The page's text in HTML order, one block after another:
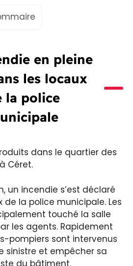
en pleine
les locaux
la police
dans le quartier des
Céret.
un incendie s’est déclaré
de la police municipale. Les
touché la salle
les agents. Rapidement
pompiers sont intervenus
sinistre et empêcher sa
du bâtiment.